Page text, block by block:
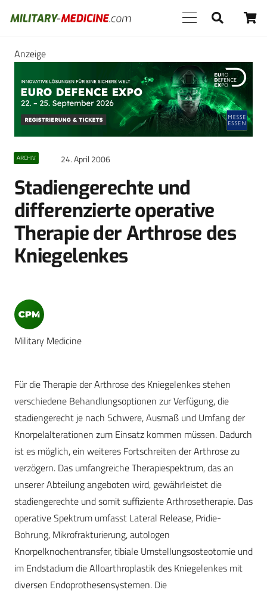
Anzeige
ARCHIV 24. April 2006
Stadiengerechte und
differenzierte operative
Therapie der Arthrose des
Kniegelenkes
Military Medicine
Für die Therapie der Arthrose des Kniegelenkes stehen
verschiedene Behandlungsoptionen zur Verfügung, die
stadiengerecht je nach Schwere, Ausmaß und Umfang der
Knorpelalterationen zum Einsatz kommen müssen. Dadurch
ist es möglich, ein weiteres Fortschreiten der Arthrose zu
verzögern. Das umfangreiche Therapiespektrum, das an
unserer Abteilung angeboten wird, gewährleistet die
stadiengerechte und somit suffiziente Arthrosetherapie. Das
operative Spektrum umfasst Lateral Release, Pridie-
Bohrung, Mikrofrakturierung, autologen
Knorpelknochentransfer, tibiale Umstellungsosteotomie und
im Endstadium die Alloarthroplastik des Kniegelenkes mit
diversen Endoprothesensystemen. Die